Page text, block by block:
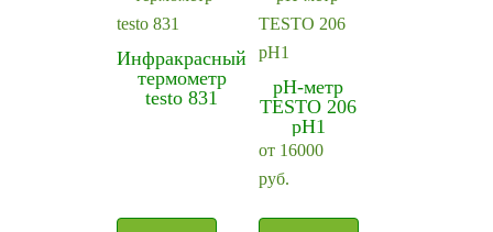
Инфракрасный
термометр
testo 831
рН-метр
TESTO 206
рН1
от 16000
руб.